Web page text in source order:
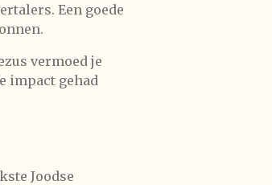
Een goede
vermoed je
impact gehad
Joodse